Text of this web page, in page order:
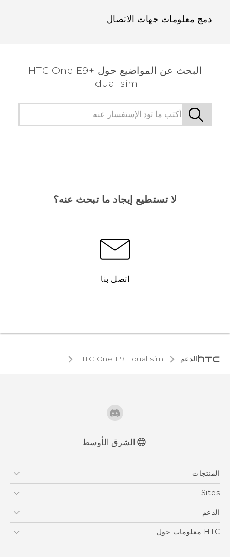
دمج معلومات جهات الاتصال
البحث عن المواضيع حول HTC One E9+
dual sim
لا تستطيع إيجاد ما تبحث عنه؟
اتصل بنا
الدعم HTC One E9+ dual sim‎
الشرق الأوسط
المنتجات
5G
EXODUS
Sites
HTC Dev
الدعم
الدعم
HTC معلومات حول